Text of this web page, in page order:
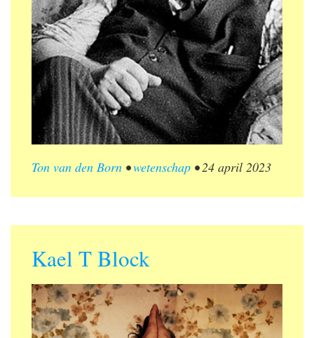
Ton van den Born •wetenschap •24 april 2023
Kael T Block